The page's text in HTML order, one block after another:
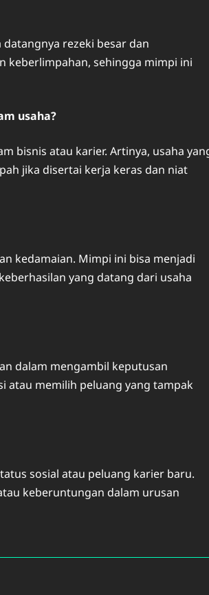
rezeki besar dan
keberlimpahan, sehingga mimpi ini
usaha?
bisnis atau karier. Artinya, usaha
jika disertai kerja keras dan niat
kedamaian. Mimpi ini bisa menjadi
yang datang dari usaha
dalam mengambil keputusan
atau memilih peluang yang tampak
sosial atau peluang karier baru.
keberuntungan dalam urusan